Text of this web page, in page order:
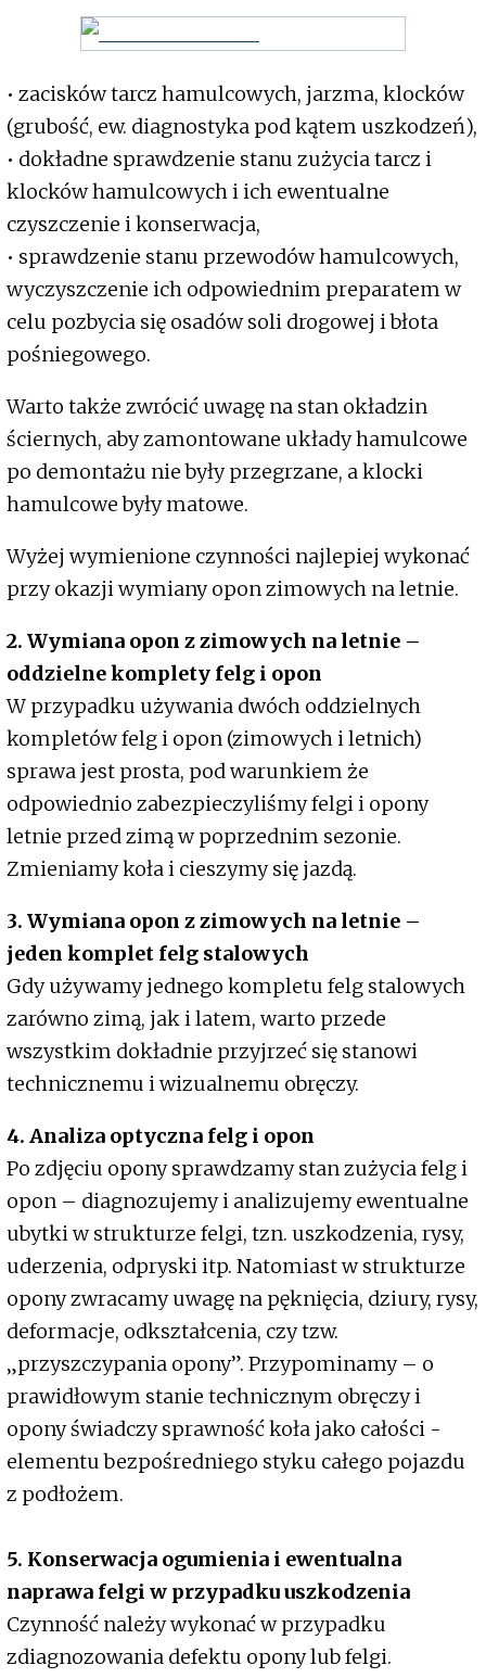
• zacisków tarcz hamulcowych, jarzma, klocków
(grubość, ew. diagnostyka pod kątem uszkodzeń),
• dokładne sprawdzenie stanu zużycia tarcz i
klocków hamulcowych i ich ewentualne
czyszczenie i konserwacja,
• sprawdzenie stanu przewodów hamulcowych,
wyczyszczenie ich odpowiednim preparatem w
celu pozbycia się osadów soli drogowej i błota
pośniegowego.
Warto także zwrócić uwagę na stan okładzin
ściernych, aby zamontowane układy hamulcowe
po demontażu nie były przegrzane, a klocki
hamulcowe były matowe.
Wyżej wymienione czynności najlepiej wykonać
przy okazji wymiany opon zimowych na letnie.
2. Wymiana opon z zimowych na letnie –
oddzielne komplety felg i opon
W przypadku używania dwóch oddzielnych
kompletów felg i opon (zimowych i letnich)
sprawa jest prosta, pod warunkiem że
odpowiednio zabezpieczyliśmy felgi i opony
letnie przed zimą w poprzednim sezonie.
Zmieniamy koła i cieszymy się jazdą.
3. Wymiana opon z zimowych na letnie –
jeden komplet felg stalowych
Gdy używamy jednego kompletu felg stalowych
zarówno zimą, jak i latem, warto przede
wszystkim dokładnie przyjrzeć się stanowi
technicznemu i wizualnemu obręczy.
4. Analiza optyczna felg i opon
Po zdjęciu opony sprawdzamy stan zużycia felg i
opon – diagnozujemy i analizujemy ewentualne
ubytki w strukturze felgi, tzn. uszkodzenia, rysy,
uderzenia, odpryski itp. Natomiast w strukturze
opony zwracamy uwagę na pęknięcia, dziury, rysy,
deformacje, odkształcenia, czy tzw.
„przyszczypania opony”. Przypominamy – o
prawidłowym stanie technicznym obręczy i
opony świadczy sprawność koła jako całości -
elementu bezpośredniego styku całego pojazdu
z podłożem.
5. Konserwacja ogumienia i ewentualna
naprawa felgi w przypadku uszkodzenia
Czynność należy wykonać w przypadku
zdiagnozowania defektu opony lub felgi.